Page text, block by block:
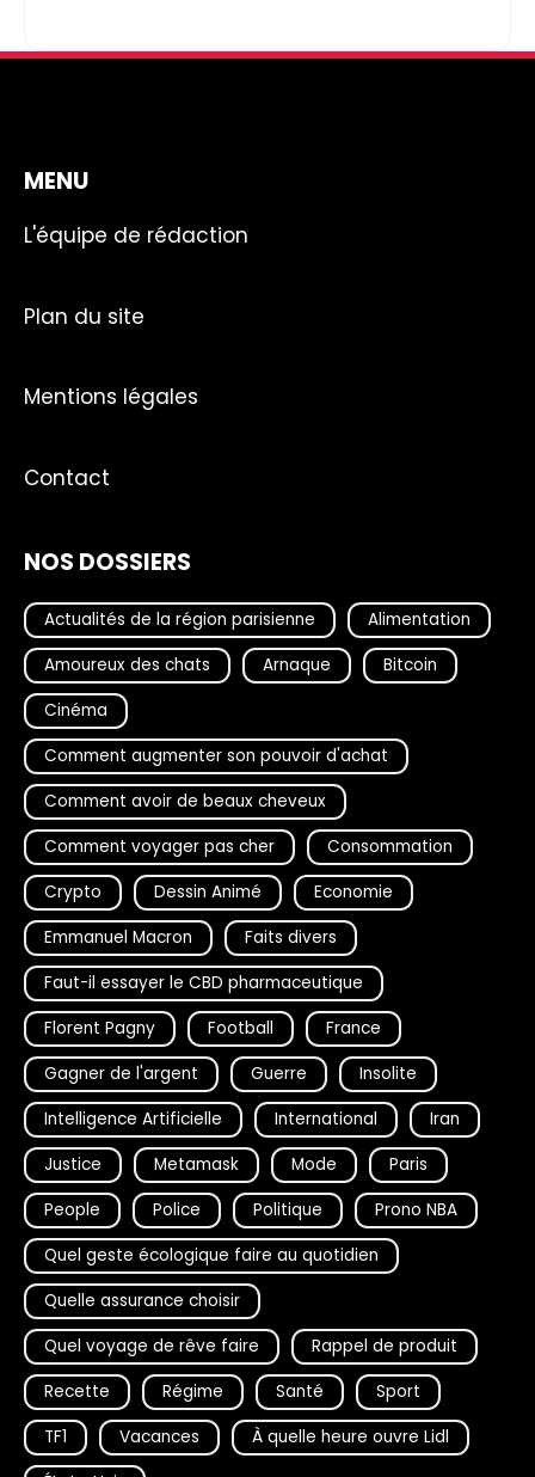
MENU
L'équipe de rédaction
Plan du site
Mentions légales
Contact
NOS DOSSIERS
Actualités de la région parisienne
Alimentation
Amoureux des chats
Arnaque
Bitcoin
Cinéma
Comment augmenter son pouvoir d'achat
Comment avoir de beaux cheveux
Comment voyager pas cher
Consommation
Crypto
Dessin Animé
Economie
Emmanuel Macron
Faits divers
Faut-il essayer le CBD pharmaceutique
Florent Pagny
Football
France
Gagner de l'argent
Guerre
Insolite
Intelligence Artificielle
International
Iran
Justice
Metamask Mode
Paris
People
Police Politique
Prono NBA
Quel geste écologique faire au quotidien
Quelle assurance choisir
Quel voyage de rêve faire
Rappel de produit
Recette
Régime Santé
Sport
TF1
Vacances
À quelle heure ouvre Lidl